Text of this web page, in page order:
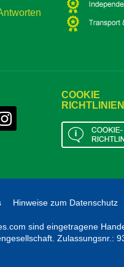
COOKIE
RICHTLINIEN
Hinweise zum Datenschutz
sind eingetragene
Zulassungsnr.: